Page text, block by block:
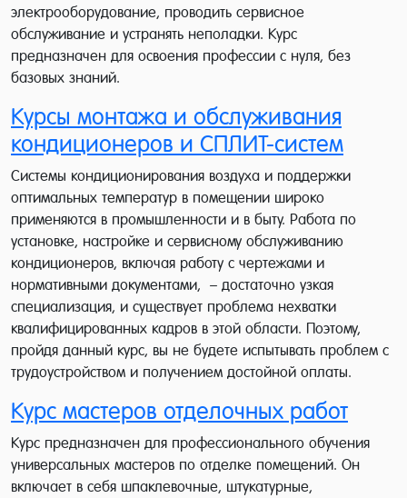
электрооборудование, проводить сервисное
обслуживание и устранять неполадки. Курс
предназначен для освоения профессии с нуля, без
базовых знаний.
Курсы монтажа и обслуживания
кондиционеров и СПЛИТ-систем
Системы кондиционирования воздуха и поддержки
оптимальных температур в помещении широко
применяются в промышленности и в быту. Работа по
установке, настройке и сервисному обслуживанию
кондиционеров, включая работу с чертежами и
нормативными документами, – достаточно узкая
специализация, и существует проблема нехватки
квалифицированных кадров в этой области. Поэтому,
пройдя данный курс, вы не будете испытывать проблем с
трудоустройством и получением достойной оплаты.
Курс мастеров отделочных работ
Курс предназначен для профессионального обучения
универсальных мастеров по отделке помещений. Он
включает в себя шпаклевочные, штукатурные,